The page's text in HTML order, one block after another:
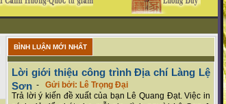
BÌNH LUẬN MỚI NHẤT
Lời giới thiệu công trình Địa chí Làng Lệ
Sơn - Gửi bởi: Lê Trọng Đại
Trả lời ý kiến đề xuất của bạn Lê Quang Đạt. Việc in